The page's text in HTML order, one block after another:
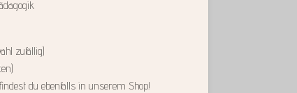
zufällig)
du ebenfalls in unserem Shop!